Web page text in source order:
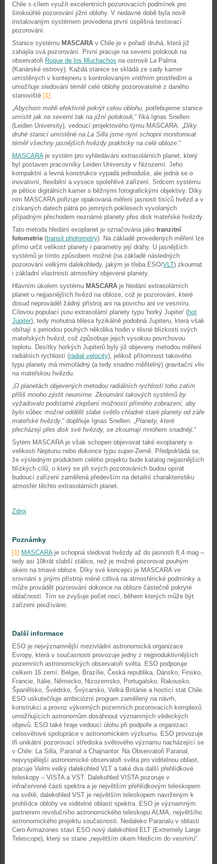
Chile s cílem využít excelentních pozorovacích podmínek pro
širokoúhlé pozorování jižní oblohy. V nedávné době byla nově
instalovaným systémem provedena první úspěšná testovací
pozorování.
Stanice systému MASCARA v Chile je v pořadí druhá, která již
zahájila svá pozorování. První pracuje na severní polokouli na
observatoři Roque de los Muchachos na ostrově La Palma
(Kanárské ostrovy). Každá stanice se skládá ze sady kamer
umístěných v kontejneru s kontrolovaným vnitřním prostředím a
umožňuje sledování téměř celé oblohy pozorovatelné z daného
stanoviště [1] .
„Abychom mohli efektivně pokrýt celou oblohu, potřebujeme stanice
umístit jak na severní tak na jižní polokouli,“ říká Ignas Snellen
(Leiden University), vedoucí projektového týmu MASCARA. „Díky
druhé stanicí umístěné na La Silla jsme nyní schopni monitorovat
téměř všechny jasnějších hvězdy prakticky na celé obloze.“
MASCARAje systém pro vyhledávání extrasolárních planet, který
byl postaven pracovníky Leiden University v Nizozemí. Jeho
kompaktní a levná konstrukce vypadá jednoduše, ale jedná se o
inovativní, flexibilní a vysoce spolehlivé zařízení. Srdcem systému
je pětice digitálních kamer s běžnými fotografickými objektivy. Díky
nim MASCARA pořizuje opakovaná měření jasnosti tisíců hvězd a v
získaných datech pátrá po jemných poklesech vyvolaných
případným přechodem neznámé planety přes disk mateřské hvězdy.
Tato metoda hledání exoplanet je označována jako tranzitní
fotometrie (transit photometry). Na základě provedených měření lze
přímo určit velikost planety i parametry její dráhy. U jasnějších
systémů je tímto způsobem možné (na základě následných
pozorování velkými dalekohledy, jakým je třeba ESO/VLT) zkoumat
i základní vlastnosti atmosféry objevené planety.
Hlavním úkolem systému MASCARA je hledání extrasolárních
planet u nejjasnějších hvězd na obloze, což je pozorování, které
dosud neprováděl žádný přístroj ani na povrchu ani ve vesmíru.
Cílovou populací jsou extrasolární planety typu 'horký Jupiter' (hot
Jupiter), tedy mohutná tělesa fyzikálně podobná Jupiteru, která však
obíhají s periodou pouhých několika hodin v těsné blízkosti svých
mateřských hvězd, což způsobuje jejich vysokou povrchovou
teplotu. Desítky horkých Jupiterů byly již objeveny metodou měření
radiálních rychlostí (radial velocity), jelikož přítomnost takového
typu planety má mimořádný (a tedy snadno měřitelný) gravitační vliv
na mateřskou hvězdu.
„O planetách objevených metodou radiálních rychlostí toho zatím
příliš mnoho zjistit neumíme. Zkoumání takových systémů by
vyžadovalo podstatné zlepšení možností přímého zobrazení, aby
bylo vůbec možné oddělit slabé světlo chladné staré planety od záře
mateřské hvězdy,“ doplňuje Ignas Snellen. „Planety, které
přecházejí přes disk své hvězdy, se zkoumají mnohem snadněji.“
Sytém MASCARA je však schopen objevovat také exoplanety o
velikosti Neptunu nebo dokonce typu super-Země. Předpokládá se,
že výsledným produktem celého projektu bude katalog nejjasnějších
blízkých cílů, o který se při svých pozorováních budou opírat
budoucí zařízení zaměřená především na detailní charakteristiku
atmosfér těchto extrasolárních planet.
Zdroj
Poznámky
[1] MASCARAje schopná sledovat hvězdy až do jasnosti 8,4 mag –
tedy asi 10krát slabší stálice, než je možné pozorovat pouhým
okem na tmavé obloze. Díky své koncepci je MASCARA ve
srovnání s jinými přístroji méně citlivá na atmosférické podmínky a
může provádět pozorování dokonce na obloze částečně pokryté
oblačností. Tím se zvyšuje počet nocí, během kterých může být
zařízení používáno.
Další informace
ESO je nejvýznamnější mezivládní astronomická organizace
Evropy, která v současnosti provozuje jedny z nejproduktivnějších
pozemních astronomických observatoří světa. ESO podporuje
celkem 16 zemí: Belgie, Brazílie, Česká republika, Dánsko, Finsko,
Francie, Itálie, Německo, Nizozemsko, Portugalsko, Rakousko,
Španělsko, Švédsko, Švýcarsko, Velká Británie a hostící stát Chile.
ESO uskutečňuje ambiciózní program zaměřený na návrh,
konstrukci a provoz výkonných pozemních pozorovacích komplexů
umožňujících astronomům dosáhnout významných vědeckých
objevů. ESO také hraje vedoucí úlohu při podpoře a organizaci
celosvětové spolupráce v astronomickém výzkumu. ESO provozuje
tři unikátní pozorovací střediska světového významu nacházející se
v Chile: La Silla, Paranal a Chajnantor. Na Observatoři Paranal,
nejvyspělejší astronomické observatoři světa pro viditelnou oblast,
pracuje Velmi velký dalekohled VLT a také dva další přehlídkové
teleskopy – VISTA a VST. Dalekohled VISTA pozoruje v
infračervené části spektra a je největším přehlídkovým teleskopem
na světě, dalekohled VST je největším teleskopem navrženým k
prohlídce oblohy ve viditelné oblasti spektra. ESO je významným
partnerem revolučního astronomického teleskopu ALMA, největšího
astronomického projektu současnosti. Nedaleko Paranalu v oblasti
Cero Armazones staví ESO nový dalekohled ELT (Extremely Large
Telescope), který se stane „největším okem hledícím do vesmíru“.